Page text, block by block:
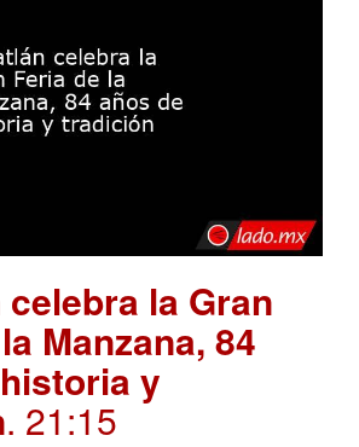
la Gran
Manzana, 84
y
. 21:15